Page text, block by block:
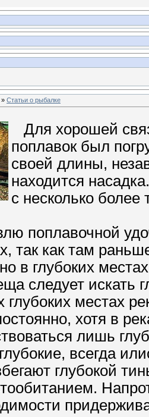
» Статьи о рыбалке
Для хорошей
поплавок был
своей длины,
находится
с несколько
поплавочной
так как там
в глубоких
следует искать
местах
хотя в
лишь
всегда
глубокой